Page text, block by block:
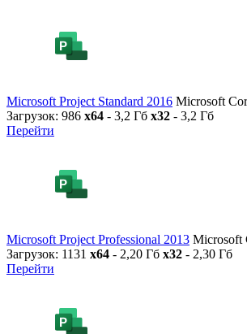
Microsoft Project Standard 2016 Microsoft
Загрузок: 986 x64 - 3,2 Гб x32 - 3,2 Гб
Перейти
Microsoft Project Professional 2013 Microsoft
Загрузок: 1131 x64 - 2,20 Гб x32 - 2,30 Гб
Перейти